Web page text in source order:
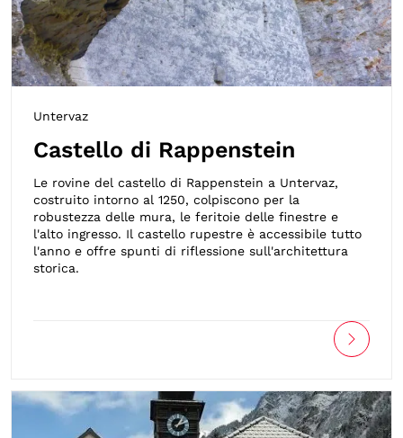
Untervaz
Castello di Rappenstein
Le rovine del castello di Rappenstein a Untervaz,
costruito intorno al 1250, colpiscono per la
robustezza delle mura, le feritoie delle finestre e
l'alto ingresso. Il castello rupestre è accessibile tutto
l'anno e offre spunti di riflessione sull'architettura
storica.